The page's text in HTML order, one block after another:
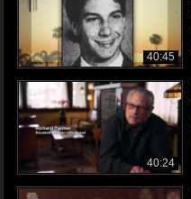
40:45
40:24